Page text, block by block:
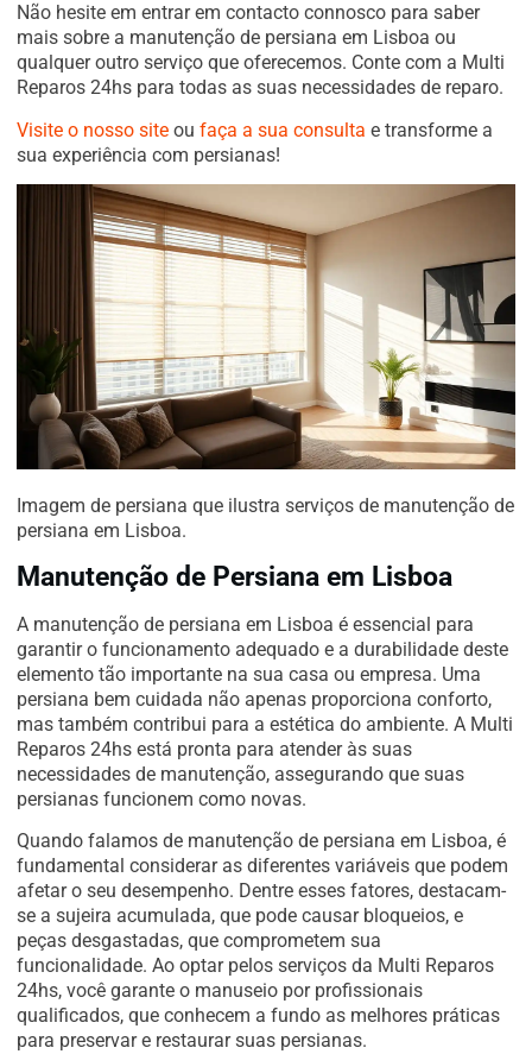
Não hesite em entrar em contacto connosco para saber
mais sobre a manutenção de persiana em Lisboa ou
qualquer outro serviço que oferecemos. Conte com a Multi
Reparos 24hs para todas as suas necessidades de reparo.
Visite o nosso site ou faça a sua consulta e transforme a
sua experiência com persianas!
Imagem de persiana que ilustra serviços de manutenção de
persiana em Lisboa.
Manutenção de Persiana em Lisboa
A manutenção de persiana em Lisboa é essencial para
garantir o funcionamento adequado e a durabilidade deste
elemento tão importante na sua casa ou empresa. Uma
persiana bem cuidada não apenas proporciona conforto,
mas também contribui para a estética do ambiente. A Multi
Reparos 24hs está pronta para atender às suas
necessidades de manutenção, assegurando que suas
persianas funcionem como novas.
Quando falamos de manutenção de persiana em Lisboa, é
fundamental considerar as diferentes variáveis que podem
afetar o seu desempenho. Dentre esses fatores, destacam-
se a sujeira acumulada, que pode causar bloqueios, e
peças desgastadas, que comprometem sua
funcionalidade. Ao optar pelos serviços da Multi Reparos
24hs, você garante o manuseio por profissionais
qualificados, que conhecem a fundo as melhores práticas
para preservar e restaurar suas persianas.